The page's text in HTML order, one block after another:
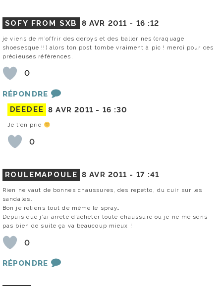
SOFY FROM SXB 8 AVR 2011 - 16 :12
je viens de m’offrir des derbys et des ballerines (craquage
shoesesque !!) alors ton post tombe vraiment à pic ! merci pour ces
précieuses références.
0
RÉPONDRE
DEEDEE 8 AVR 2011 - 16 :30
Je t’en prie
0
ROULEMAPOULE 8 AVR 2011 - 17 :41
Rien ne vaut de bonnes chaussures, des repetto, du cuir sur les
sandales…
Bon je retiens tout de même le spray…
Depuis que j’ai arrêté d’acheter toute chaussure où je ne me sens
pas bien de suite ça va beaucoup mieux !
0
RÉPONDRE